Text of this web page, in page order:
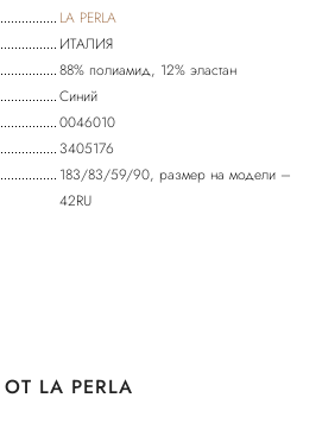
LA PERLA
ИТАЛИЯ
88% полиамид, 12% эластан
Синий
0046010
3405176
183/83/59/90, размер на модели –
42RU
LA PERLA